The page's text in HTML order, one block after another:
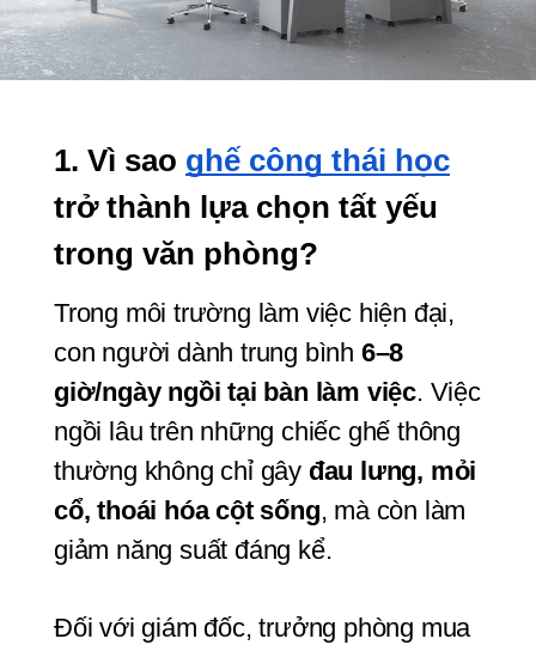
1. Vì sao ghế công thái học
trở thành lựa chọn tất yếu
trong văn phòng?
Trong môi trường làm việc hiện đại,
con người dành trung bình 6–8
giờ/ngày ngồi tại bàn làm việc. Việc
ngồi lâu trên những chiếc ghế thông
thường không chỉ gây đau lưng, mỏi
cổ, thoái hóa cột sống, mà còn làm
giảm năng suất đáng kể.
Đối với giám đốc, trưởng phòng mua